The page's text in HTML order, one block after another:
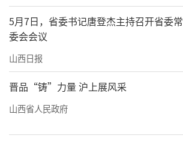
5月7日，省委书记唐登杰主持召开省委常
委会会议
山西日报
晋品“铸”力量 沪上展风采
山西省人民政府